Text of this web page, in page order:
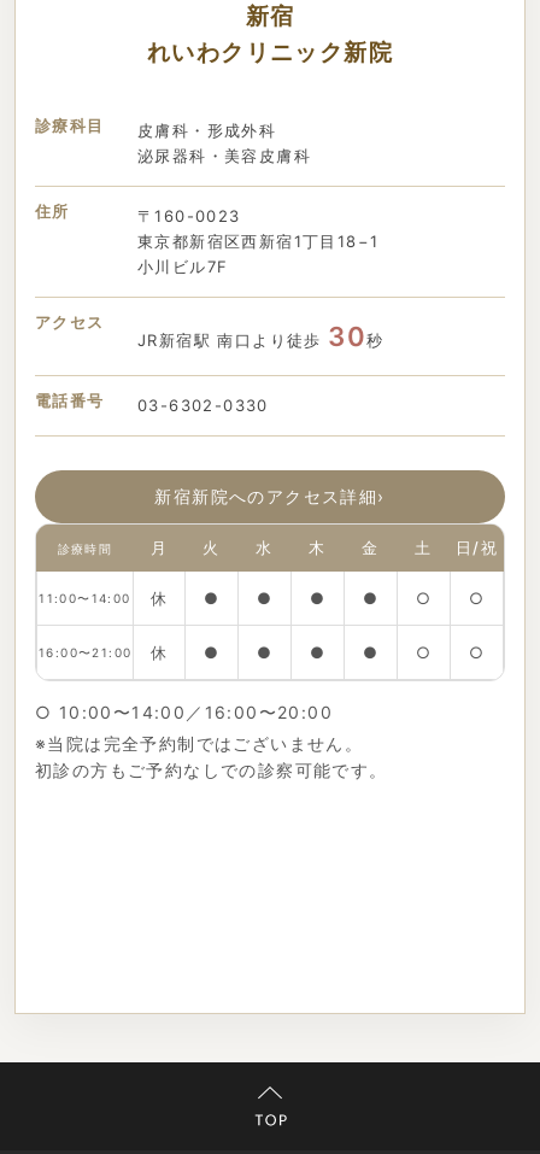
新宿
れいわクリニック新院
診療科目
皮膚科・形成外科
泌尿器科・美容皮膚科
住所
〒160-0023
東京都新宿区西新宿1丁目18−1
小川ビル7F
アクセス
JR新宿駅 南口より徒歩 30秒
電話番号 03-6302-0330
新宿新院へのアクセス詳細›
診療時間 月 火 水 木 金 土 日/祝
11:00〜14:00 休 ● ● ● ● ○ ○
16:00〜21:00 休 ● ● ● ● ○ ○
○ 10:00〜14:00／16:00〜20:00
※当院は完全予約制ではございません。
初診の方もご予約なしでの診察可能です。